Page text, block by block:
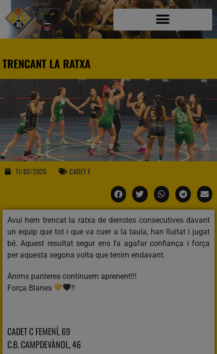
TRENCANT LA RATXA
11/02/2026 CADET F
Avui hem trencat la ratxa de derrotes consecutives davant
un equip que tot i que va cuer a la taula, han lluitat i jugat
bé. Aquest resultat segur ens fa agafar confiança i força
per aquesta segona volta que tenim endavant.
Ànims panteres continuem aprenent!!!
Força Blanes
!!
CADET C FEMENÍ, 69
C.B. CAMPDEVÀNOL, 46